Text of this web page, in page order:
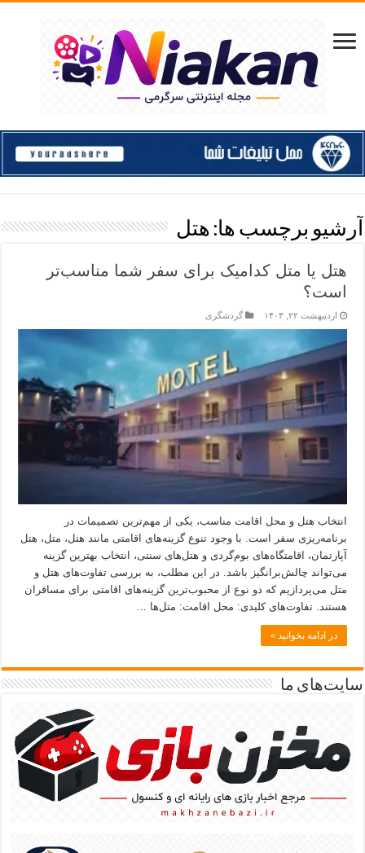
آرشیو برچسب ها: هتل
هتل یا متل کدامیک برای سفر شما مناسب‌تر
است؟
اردیبهشت ۲۲, ۱۴۰۳ گردشگری
انتخاب هتل و محل اقامت مناسب، یکی از مهم‌ترین تصمیمات در
برنامه‌ریزی سفر است. با وجود تنوع گزینه‌های اقامتی مانند هتل، متل، هتل
آپارتمان، اقامتگاه‌های بوم‌گردی و هتل‌های سنتی، انتخاب بهترین گزینه
می‌تواند چالش‌برانگیز باشد. در این مطلب، به بررسی تفاوت‌های هتل و
متل می‌پردازیم که دو نوع از محبوب‌ترین گزینه‌های اقامتی برای مسافران
هستند. تفاوت‌های کلیدی: محل اقامت: متل‌ها …
در ادامه بخوانید »
سایت‌های ما